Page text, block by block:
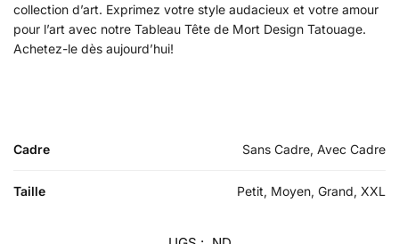
collection d’art. Exprimez votre style audacieux et votre amour
pour l’art avec notre Tableau Tête de Mort Design Tatouage.
Achetez-le dès aujourd’hui!
Cadre Sans Cadre, Avec Cadre
Taille Petit, Moyen, Grand, XXL